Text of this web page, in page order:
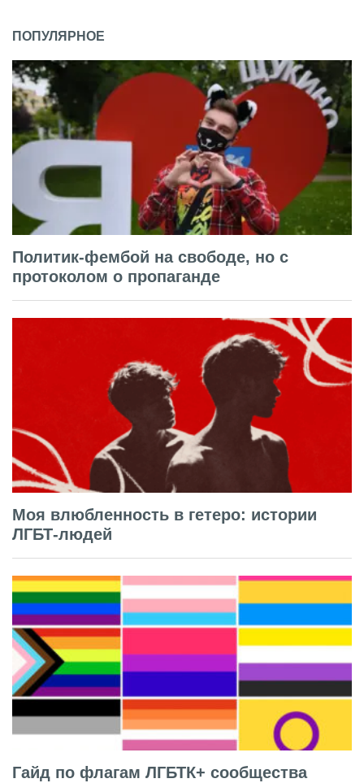
ПОПУЛЯРНОЕ
Политик-фембой на свободе, но с
протоколом о пропаганде
Моя влюбленность в гетеро: истории
ЛГБТ-людей
Гайд по флагам ЛГБТК+ сообщества